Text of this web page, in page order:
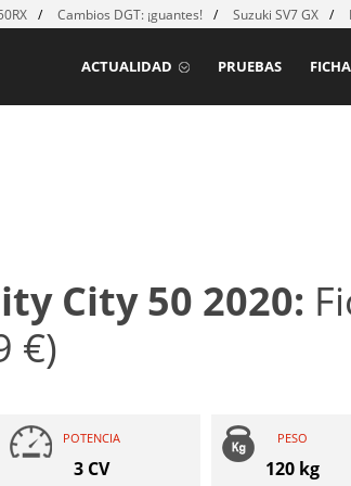
Cambios DGT: ¡guantes! Suzuki SV7 GX
PRUEBAS
ACTUALIDAD
City 50 2020:
€)
POTENCIA
3 CV
PESO
120 kg